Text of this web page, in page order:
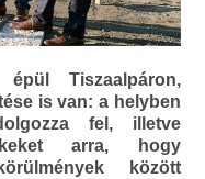
Tiszaalpáron,
is van: a helyben
fel, illetve
arra, hogy
között